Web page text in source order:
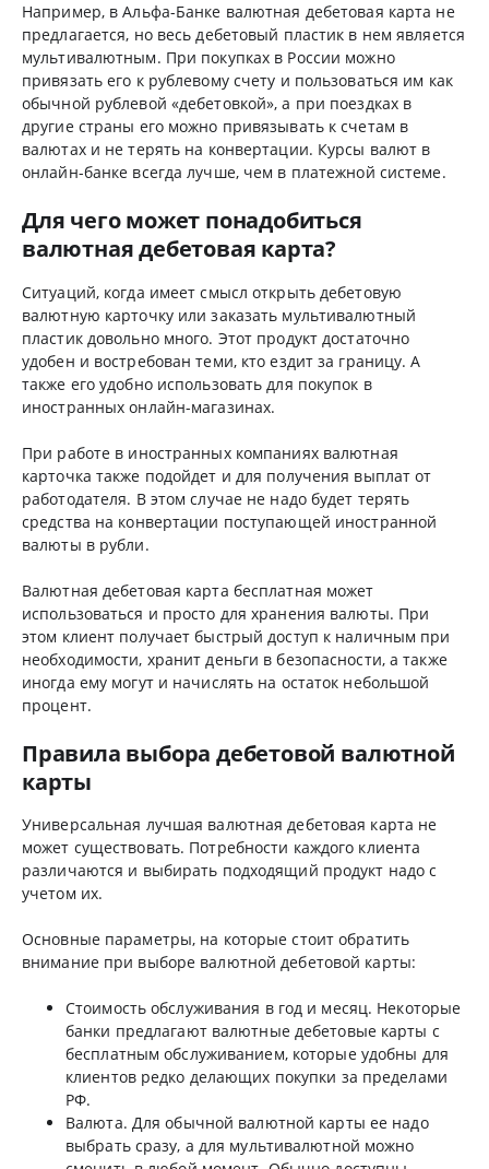
Например, в Альфа-Банке валютная дебетовая карта не
предлагается, но весь дебетовый пластик в нем является
мультивалютным. При покупках в России можно
привязать его к рублевому счету и пользоваться им как
обычной рублевой «дебетовкой», а при поездках в
другие страны его можно привязывать к счетам в
валютах и не терять на конвертации. Курсы валют в
онлайн-банке всегда лучше, чем в платежной системе.
Для чего может понадобиться
валютная дебетовая карта?
Ситуаций, когда имеет смысл открыть дебетовую
валютную карточку или заказать мультивалютный
пластик довольно много. Этот продукт достаточно
удобен и востребован теми, кто ездит за границу. А
также его удобно использовать для покупок в
иностранных онлайн-магазинах.
При работе в иностранных компаниях валютная
карточка также подойдет и для получения выплат от
работодателя. В этом случае не надо будет терять
средства на конвертации поступающей иностранной
валюты в рубли.
Валютная дебетовая карта бесплатная может
использоваться и просто для хранения валюты. При
этом клиент получает быстрый доступ к наличным при
необходимости, хранит деньги в безопасности, а также
иногда ему могут и начислять на остаток небольшой
процент.
Правила выбора дебетовой валютной
карты
Универсальная лучшая валютная дебетовая карта не
может существовать. Потребности каждого клиента
различаются и выбирать подходящий продукт надо с
учетом их.
Основные параметры, на которые стоит обратить
внимание при выборе валютной дебетовой карты:
Стоимость обслуживания в год и месяц. Некоторые
банки предлагают валютные дебетовые карты с
бесплатным обслуживанием, которые удобны для
клиентов редко делающих покупки за пределами
РФ.
Валюта. Для обычной валютной карты ее надо
выбрать сразу, а для мультивалютной можно